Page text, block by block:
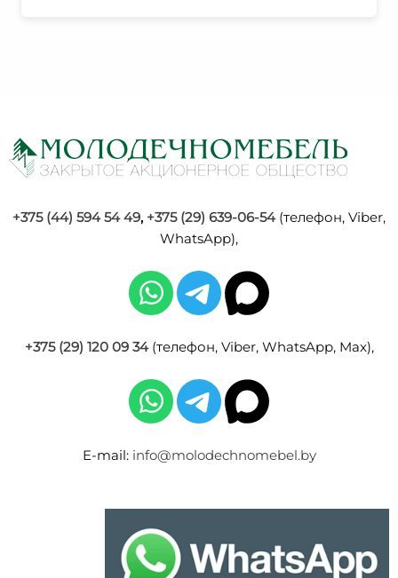
+375 (44) 594 54 49, +375 (29) 639-06-54(телефон, Viber,
WhatsApp),
+375 (29) 120 09 34(телефон, Viber, WhatsApp, Max),
E-mail: info@molodechnomebel.by